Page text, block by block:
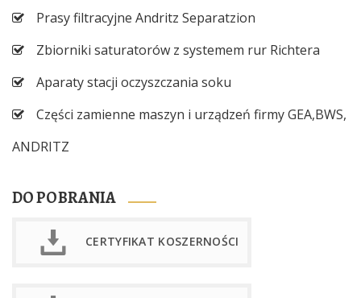
Prasy filtracyjne Andritz Separatzion
Zbiorniki saturatorów z systemem rur Richtera
Aparaty stacji oczyszczania soku
Części zamienne maszyn i urządzeń firmy GEA,BWS,
ANDRITZ
DO POBRANIA
CERTYFIKAT KOSZERNOŚCI